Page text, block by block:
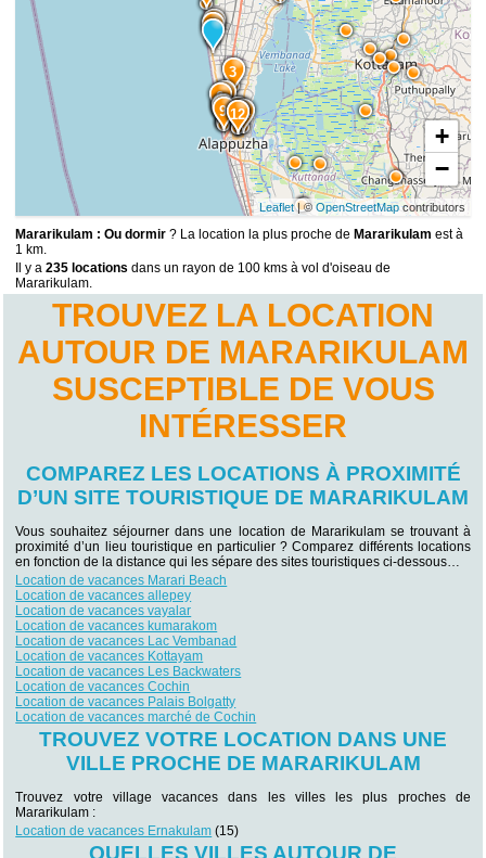
14
13
12
10
9
8
7
65
3
2
1
+
−
Leaflet| ©OpenStreetMapcontributors
Mararikulam : Ou dormir ? La location la plus proche de Mararikulam est à
1 km.
Il y a235 locations dans un rayon de 100 kms à vol d'oiseau de
Mararikulam.
TROUVEZ LA LOCATION
AUTOUR DE MARARIKULAM
SUSCEPTIBLE DE VOUS
INTÉRESSER
COMPAREZ LES LOCATIONS À PROXIMITÉ
D’UN SITE TOURISTIQUE DE MARARIKULAM
Vous souhaitez séjourner dans une location de Mararikulam se trouvant à
proximité d’un lieu touristique en particulier ? Comparez différents locations
en fonction de la distance qui les sépare des sites touristiques ci-dessous…
Location de vacances Marari Beach
Location de vacances allepey
Location de vacances vayalar
Location de vacances kumarakom
Location de vacances Lac Vembanad
Location de vacances Kottayam
Location de vacances Les Backwaters
Location de vacances Cochin
Location de vacances Palais Bolgatty
Location de vacances marché de Cochin
TROUVEZ VOTRE LOCATION DANS UNE
VILLE PROCHE DE MARARIKULAM
Trouvez votre village vacances dans les villes les plus proches de
Mararikulam :
Location de vacances Ernakulam (15)
QUELLES VILLES AUTOUR DE